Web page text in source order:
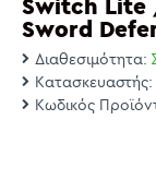
Switch Lite
Sword
Διαθεσιμότητα:
Κατασκευαστής:
Κωδικός